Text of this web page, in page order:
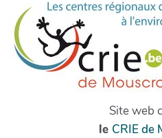
Site web
le CRIE de